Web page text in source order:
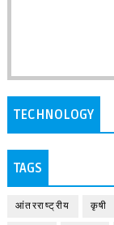
TECHNOLOGY
TAGS
आंतरराष्ट्रीय कृषी